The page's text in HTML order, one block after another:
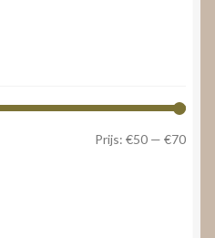
Min.
Max.
Prijs: €50 — €70